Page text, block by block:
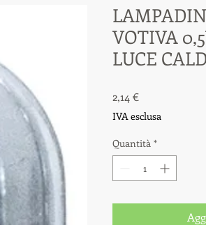
VOTIVA
LUCE
2,14 €Prezzo
IVA esclusa
Quantità *